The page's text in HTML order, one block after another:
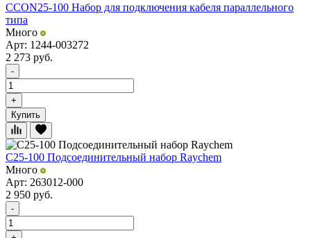
CCON25-100 Набор для подключения кабеля параллельного
типа
Много
Арт: 1244-003272
2 273 руб.
-
+
Купить
C25-100 Подсоединительный набор Raychem
Много
Арт: 263012-000
2 950 руб.
-